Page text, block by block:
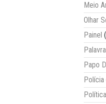
Meio
Olhar
Painel
Papo
Polícia
Política